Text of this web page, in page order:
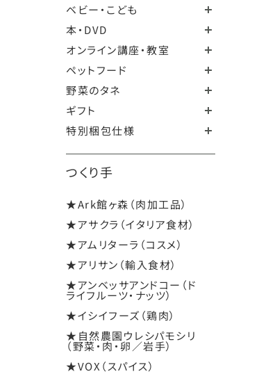
ベビー・こども
本・DVD
オンライン講座・教室
ペットフード
野菜のタネ
ギフト
特別梱包仕様
つくり手
★Ark館ヶ森（肉加工品）
★アサクラ（イタリア食材）
★アムリターラ（コスメ）
★アリサン（輸入食材）
★アンベッサアンドコー（ド
ライフルーツ・ナッツ）
★イシイフーズ（鶏肉）
★自然農園ウレシパモシリ
（野菜・肉・卵／岩手）
★VOX（スパイス）